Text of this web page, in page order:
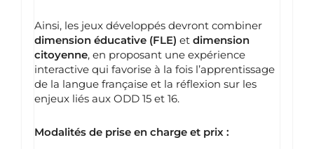
Ainsi, les jeux développés devront combiner
dimension éducative (FLE) et dimension
citoyenne, en proposant une expérience
interactive qui favorise à la fois l’apprentissage
de la langue française et la réflexion sur les
enjeux liés aux ODD 15 et 16.
Modalités de prise en charge et prix :